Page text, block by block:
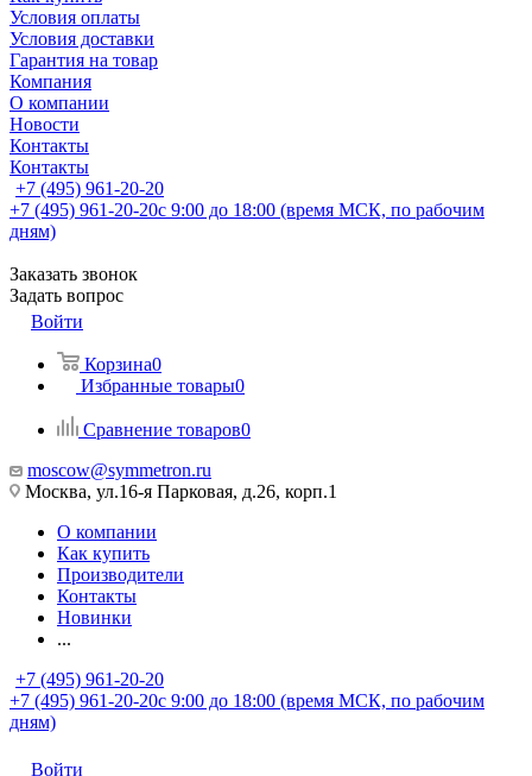
Условия оплаты
Условия доставки
Гарантия на товар
Компания
О компании
Новости
Контакты
Контакты
+7 (495) 961-20-20
+7 (495) 961-20-20с 9:00 до 18:00 (время МСК, по рабочим
дням)
Заказать звонок
Задать вопрос
Войти
Корзина0
Избранные товары0
Сравнение товаров0
moscow@symmetron.ru
Москва, ул.16-я Парковая, д.26, корп.1
О компании
Как купить
Производители
Контакты
Новинки
...
+7 (495) 961-20-20
+7 (495) 961-20-20с 9:00 до 18:00 (время МСК, по рабочим
дням)
Войти